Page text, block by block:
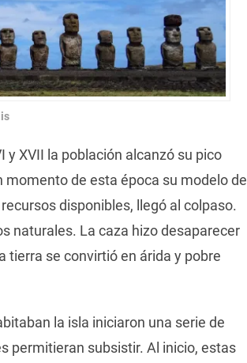
XVII la población alcanzó su pico
de esta época su modelo de
disponibles, llegó al colpaso.
naturales. La caza hizo desaparecer
tierra se convirtió en árida y pobre
la isla iniciaron una serie de
permitieran subsistir. Al inicio, estas